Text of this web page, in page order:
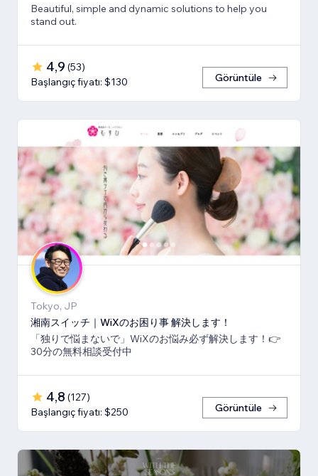
Beautiful, simple and dynamic solutions to help you
stand out.
4,9 (53)
Başlangıç fiyatı: $130
Görüntüle
Tokyo, JP
湘南スイッチ｜WiXのお困り事 解決します！
「独りで悩まないで」WiXのお悩み必ず解決します！👉
30分の無料相談受付中
4,8 (127)
Başlangıç fiyatı: $250
Görüntüle